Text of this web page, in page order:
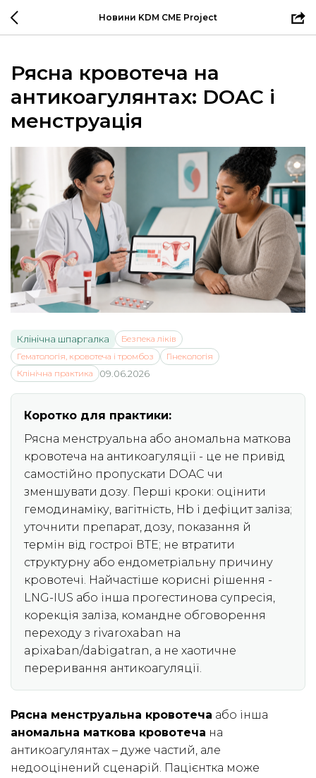
Новини KDM CME Project
Рясна кровотеча на
антикоагулянтах: DOAC і
менструація
Клінічна шпаргалка
Безпека ліків
Гематологія, кровотеча і тромбоз
Гінекологія
Клінічна практика
09.06.2026
Коротко для практики:
Рясна менструальна або аномальна маткова
кровотеча на антикоагуляції - це не привід
самостійно пропускати DOAC чи
зменшувати дозу. Перші кроки: оцінити
гемодинаміку, вагітність, Hb і дефіцит заліза;
уточнити препарат, дозу, показання й
термін від гострої ВТЕ; не втратити
структурну або ендометріальну причину
кровотечі. Найчастіше корисні рішення -
LNG-IUS або інша прогестинова супресія,
корекція заліза, командне обговорення
переходу з rivaroxaban на
apixaban/dabigatran, а не хаотичне
переривання антикоагуляції.
Рясна менструальна кровотеча або інша
аномальна маткова кровотеча на
антикоагулянтах – дуже частий, але
недооцінений сценарій. Пацієнтка може